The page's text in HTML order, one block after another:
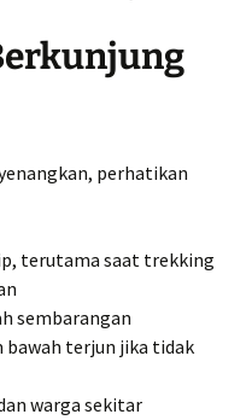
perhatikan
terutama saat trekking
sembarangan
bawah terjun jika tidak
warga sekitar